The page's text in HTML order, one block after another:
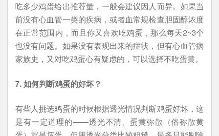
吃多少鸡蛋给出推荐量，一般会建议因人而异。如果当
前没有心血管一类的疾病，或者血常规检查胆固醇浓度
在正常范围内，而且你又喜欢吃鸡蛋，那么每天2~3个
也没有问题。如果没有表现出来的症状，但有心血管病
家族史，又对吃鸡蛋心有疑虑的，可以选择不吃蛋黄。
7. 如何判断鸡蛋的好坏？
有些人挑选鸡蛋的时候根据透光情况判断鸡蛋好坏，这
是有一定道理的——透光不清、蛋黄弥散（俗称散黄